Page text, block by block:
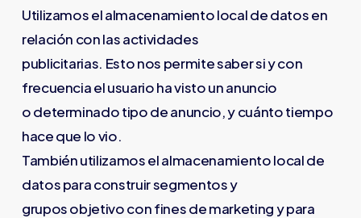
Utilizamos el almacenamiento local de datos en
relación con las actividades
publicitarias. Esto nos permite saber si y con
frecuencia el usuario ha visto un anuncio
o determinado tipo de anuncio, y cuánto tiempo
hace que lo vio.
También utilizamos el almacenamiento local de
datos para construir segmentos y
grupos objetivo con fines de marketing y para